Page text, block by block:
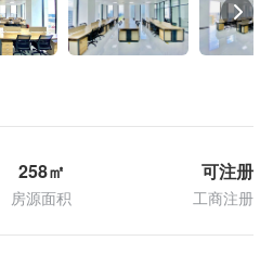
258㎡
房源面积
可注册
工商注册